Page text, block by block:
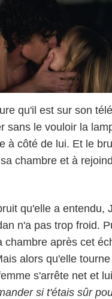
qu'il est sur son
sans le vouloir la
à côté de lui. Et le
chambre et à
qu'elle a entendu,
n'a pas trop froid.
chambre après cet
alors qu'elle
s'arrête net et
si t'étais sûr